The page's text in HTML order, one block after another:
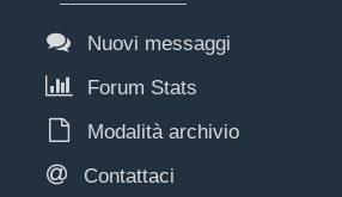
Nuovi messaggi
Forum Stats
Modalità archivio
Contattaci